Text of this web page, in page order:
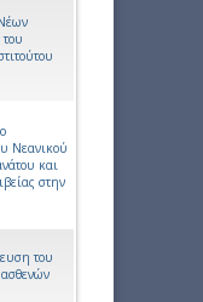
Νεανικού
και
στην
του